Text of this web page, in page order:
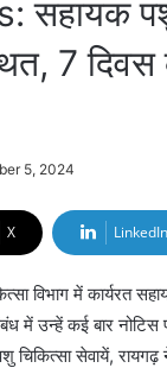
पशु
7 दिवस
5, 2024
X LinkedIn
विभाग में कार्यरत
उन्हें कई बार नोटिस
सेवायें, रायगढ़